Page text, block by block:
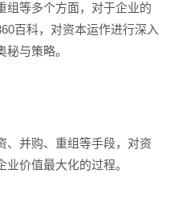
组等多个方面，对于企业的
百科，对资本运作进行深入
与策略。
、并购、重组等手段，对资
价值最大化的过程。